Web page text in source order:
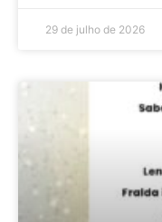
29 de julho de 2026